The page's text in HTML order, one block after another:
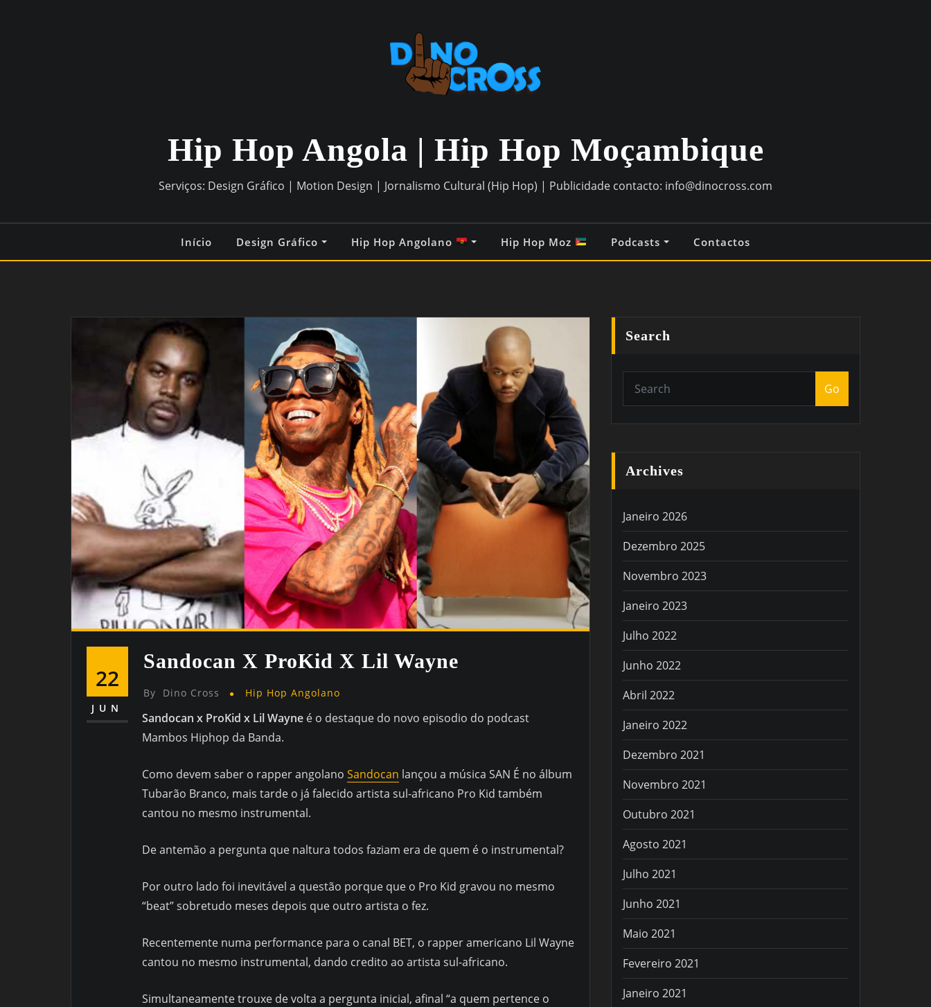
Hip Hop Angola | Hip Hop Moçambique
Serviços: Design Gráfico | Motion Design | Jornalismo Cultural (Hip Hop) | Publicidade contacto: info@dinocross.com
Início Design Gráfico Hip Hop Angolano Hip Hop Moz Podcasts Contactos
22
JUN
Sandocan X ProKid X Lil Wayne
By Dino Cross Hip Hop Angolano
Sandocan x ProKid x Lil Wayne é o destaque do novo episodio do podcast
Mambos Hiphop da Banda.
Como devem saber o rapper angolano Sandocan lançou a música SAN É no álbum
Tubarão Branco, mais tarde o já falecido artista sul-africano Pro Kid também
cantou no mesmo instrumental.
De antemão a pergunta que naltura todos faziam era de quem é o instrumental?
Por outro lado foi inevitável a questão porque que o Pro Kid gravou no mesmo
“beat” sobretudo meses depois que outro artista o fez.
Recentemente numa performance para o canal BET, o rapper americano Lil Wayne
cantou no mesmo instrumental, dando credito ao artista sul-africano.
Simultaneamente trouxe de volta a pergunta inicial, afinal “a quem pertence o
Search
Go
Archives
Janeiro 2026
Dezembro 2025
Novembro 2023
Janeiro 2023
Julho 2022
Junho 2022
Abril 2022
Janeiro 2022
Dezembro 2021
Novembro 2021
Outubro 2021
Agosto 2021
Julho 2021
Junho 2021
Maio 2021
Fevereiro 2021
Janeiro 2021